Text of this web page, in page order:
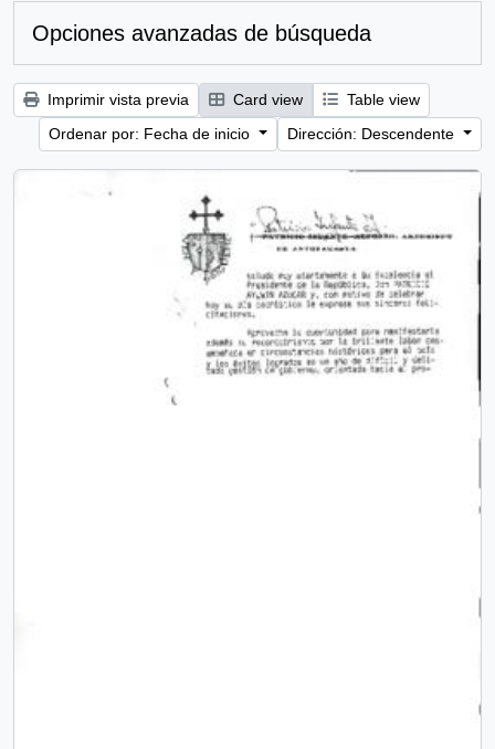
Opciones avanzadas de búsqueda
Imprimir vista previa Card view
Table view
Ordenar por: Fecha de inicio
Dirección: Descendente